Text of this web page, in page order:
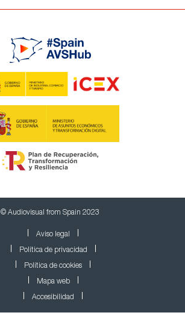
© Audiovisual from Spain 2023
Aviso legal
Política de privacidad
Política de cookies
Mapa web
Accesibilidad